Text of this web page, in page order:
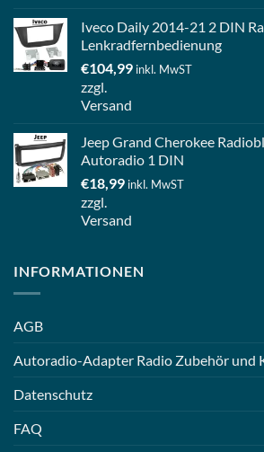
Iveco Daily 2014-21 2 DIN
Lenkradfernbedienung
€104,99 inkl. MwST
zzgl.
Versand
Jeep Grand Cherokee
Autoradio 1 DIN
€18,99 inkl. MwST
zzgl.
Versand
INFORMATIONEN
AGB
Autoradio-Adapter Radio Zubehör und
Datenschutz
FAQ